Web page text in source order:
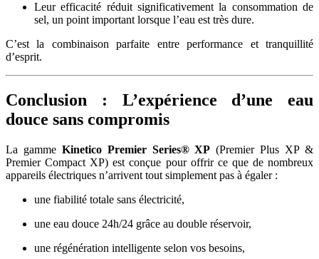
Leur efficacité réduit significativement la consommation de
sel, un point important lorsque l’eau est très dure.
C’est la combinaison parfaite entre performance et tranquillité
d’esprit.
Conclusion : L’expérience d’une eau
douce sans compromis
La gamme Kinetico Premier Series® XP (Premier Plus XP &
Premier Compact XP) est conçue pour offrir ce que de nombreux
appareils électriques n’arrivent tout simplement pas à égaler :
une fiabilité totale sans électricité,
une eau douce 24h/24 grâce au double réservoir,
une régénération intelligente selon vos besoins,